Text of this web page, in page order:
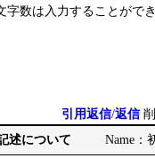
数は入力することができ
引用返信/返信
述について Name：